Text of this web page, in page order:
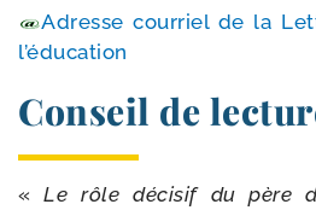
Adresse cour­riel de la
l’éducation
Conseil de
«Le rôle déci­sif du père